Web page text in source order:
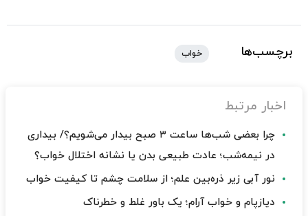
برچسب‌ها خواب
اخبار مرتبط
چرا بعضی شب‌ها ساعت ۳ صبح بیدار می‌شویم؟/ بیداری
در نیمه‌شب؛ عادت طبیعی بدن یا نشانه اختلال خواب؟
نور آبی زیر ذره‌بین علم؛ از سلامت چشم تا کیفیت خواب
دیازپام و خواب آرام؛ یک باور غلط و خطرناک